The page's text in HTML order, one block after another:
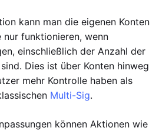
kann man die eigenen Konten
nur funktionieren, wenn
einschließlich der Anzahl der
Dies ist über Konten hinweg
mehr Kontrolle haben als
Multi-Sig.
können Aktionen wie